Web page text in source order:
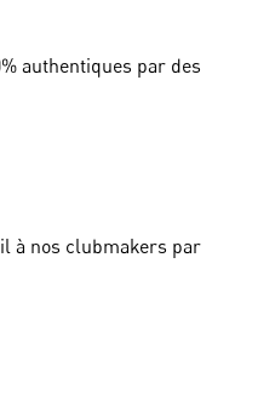
authentiques par des
à nos clubmakers par